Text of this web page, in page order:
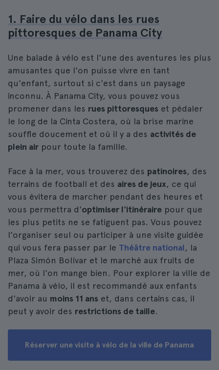
1. Faire du vélo dans les rues
pittoresques de Panama City
Une balade à vélo est l'une des aventures les plus
amusantes que l'on puisse vivre en tant
qu'enfant, surtout si c'est dans un paysage
inconnu. À Panama City, vous pouvez vous
promener dans les rues pittoresques et pédaler
le long de la Cinta Costera, où la brise marine
souffle doucement et où il y a des activités de
plein air pour toute la famille.
Face à la mer, vous trouverez des patinoires, des
terrains de football et des aires de jeux, ce qui
vous évitera de marcher pendant des heures et
vous permettra d'optimiser l'itinéraire pour que
les plus petits ne se fatiguent pas. Vous pouvez
l'organiser seul ou participer à une visite guidée
qui vous fera passer par le Théâtre national, la
Plaza Simón Bolívar et le marché aux fruits de
mer, où l'on mange bien. Pour explorer la ville de
Panama à vélo, il est recommandé aux enfants
d'avoir au moins 11 ans et, dans certains cas, il
peut y avoir des restrictions de taille.
Réserver une visite à vélo de la ville de Panama